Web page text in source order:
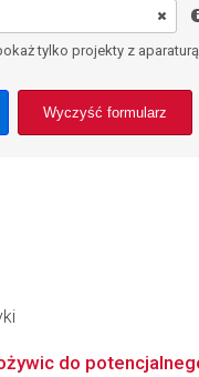
tylko projekty z aparaturą
Wyczyść formularz
do